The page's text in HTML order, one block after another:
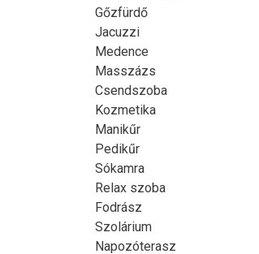
Gőzfürdő
Jacuzzi
Medence
Masszázs
Csendszoba
Kozmetika
Manikűr
Pedikűr
Sókamra
Relax szoba
Fodrász
Szolárium
Napozóterasz